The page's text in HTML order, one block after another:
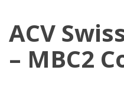
ACV
– MBC2